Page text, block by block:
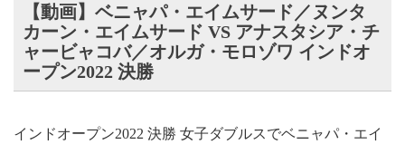
【動画】ベニャパ・エイムサード／ヌンタ
カーン・エイムサード VS アナスタシア・チ
ャービャコバ／オルガ・モロゾワ インドオ
ープン2022 決勝
インドオープン2022 決勝 女子ダブルスでベニャパ・エイ